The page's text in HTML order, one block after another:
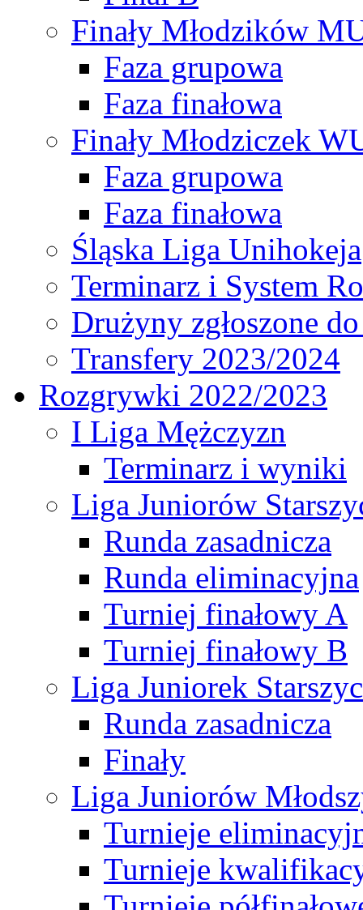
Finały Młodzików
Faza grupowa
Faza finałowa
Finały Młodziczek
Faza grupowa
Faza finałowa
Śląska Liga Unihokeja
Terminarz i System
Drużyny zgłoszone
Transfery 2023/2024
Rozgrywki 2022/2023
I Liga Mężczyzn
Terminarz i wyniki
Liga Juniorów
Runda zasadnicza
Runda eliminacyjna
Turniej finałowy A
Turniej finałowy B
Liga Juniorek
Runda zasadnicza
Finały
Liga Juniorów
Turnieje
Turnieje